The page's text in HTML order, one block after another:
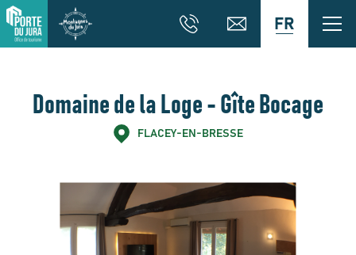
FR
Domaine de la Loge - Gîte Bocage
FLACEY-EN-BRESSE